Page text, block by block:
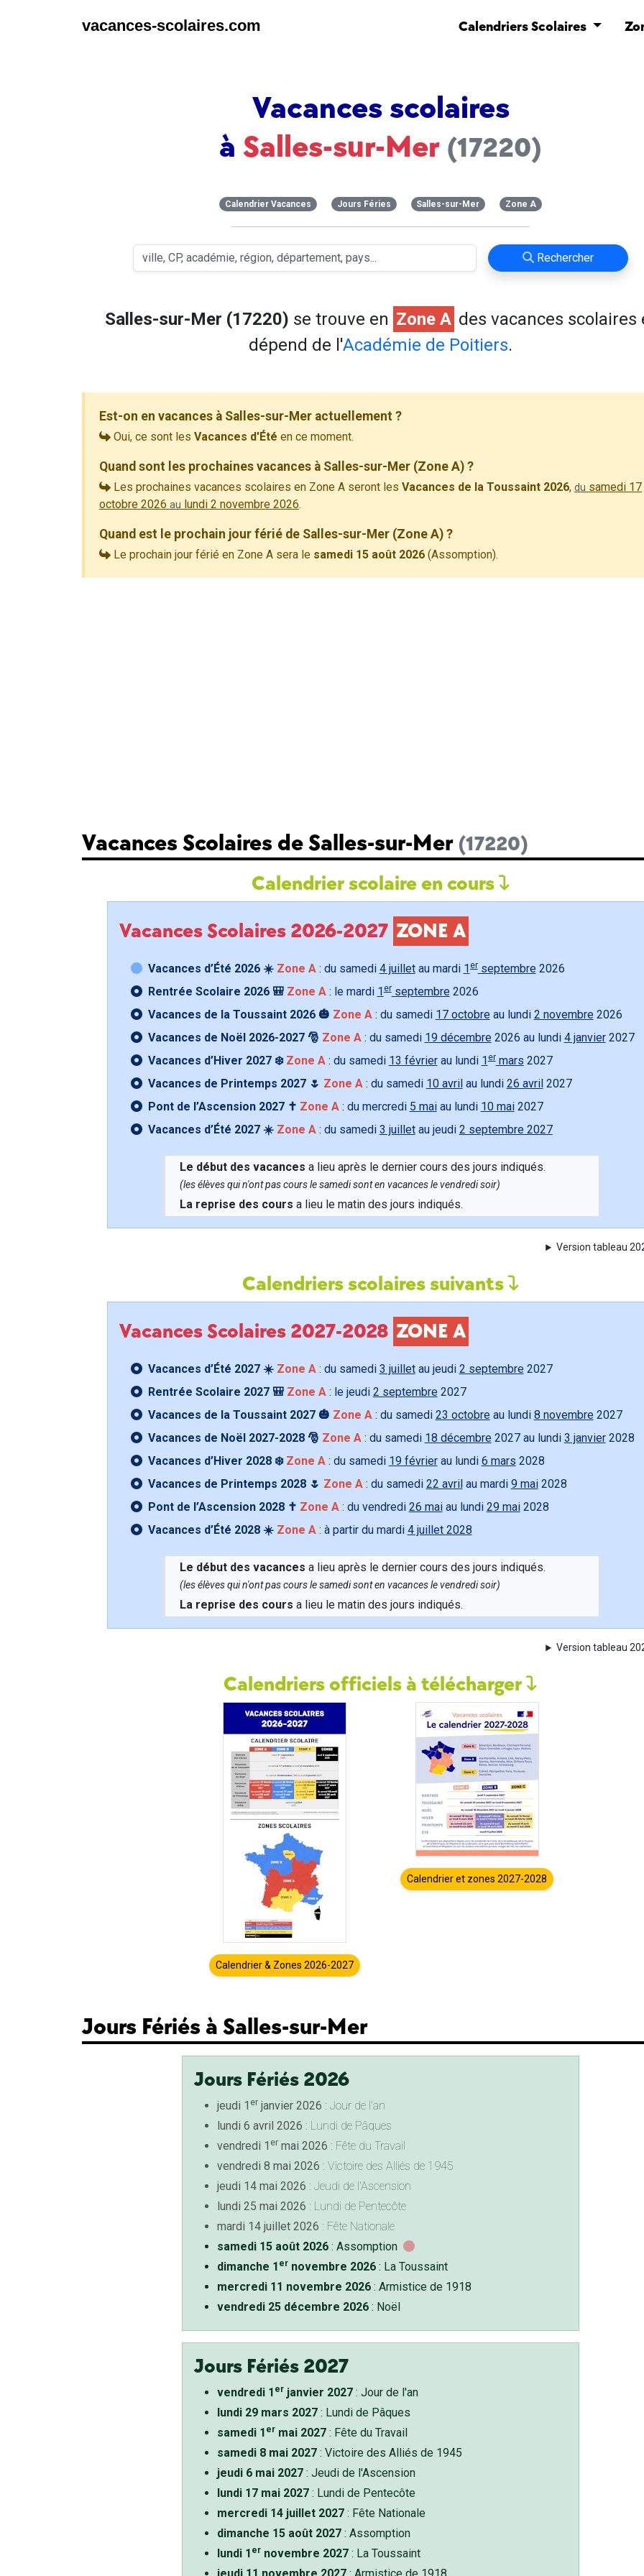
vacances-scolaires.com Calendriers Scolaires
Vacances scolaires
à Salles-sur-Mer (17220)
Calendrier Vacances Jours Féries Salles-sur-Mer Zone A
Rechercher
Salles-sur-Mer (17220) se trouve en Zone A des vacances scolaires
dépend de l'Académie de Poitiers.
Est-on en vacances à Salles-sur-Mer actuellement ?
Oui, ce sont les Vacances d'Été en ce moment.
Quand sont les prochaines vacances à Salles-sur-Mer (Zone A) ?
Les prochaines vacances scolaires en Zone A seront les Vacances de la Toussaint 2026, du samedi 17
octobre 2026 au lundi 2 novembre 2026.
Quand est le prochain jour férié de Salles-sur-Mer (Zone A) ?
Le prochain jour férié en Zone A sera le samedi 15 août 2026 (Assomption).
Vacances Scolaires de Salles-sur-Mer (17220)
Calendrier scolaire en cours
Vacances Scolaires 2026-2027 ZONE A
Vacances d’Été 2026 ☀️ Zone A: du samedi 4 juilletau mardi 1 erseptembre 2026
Rentrée Scolaire 2026 🎒 Zone A: le mardi 1erseptembre 2026
Vacances de la Toussaint 2026 🎃 Zone A: du samedi 17 octobre au lundi 2 novembre 2026
Vacances de Noël 2026-2027 🎅 Zone A: du samedi 19 décembre 2026 au lundi 4 janvier2027
Vacances d’Hiver 2027 ❄️ Zone A: du samedi 13 févrierau lundi 1ermars 2027
Vacances de Printemps 2027 🌷 Zone A: du samedi 10 avril au lundi 26 avril 2027
Pont de l’Ascension 2027 ✝️ Zone A: du mercredi 5 maiau lundi 10 mai2027
Vacances d’Été 2027 ☀️ Zone A: du samedi 3 juilletau jeudi 2 septembre 2027
Le début des vacances a lieu après le dernier cours des jours indiqués.
(les élèves qui n'ont pas cours le samedi sont en vacances le vendredi soir)
La reprise des cours a lieu le matin des jours indiqués.
Version tableau
Calendriers scolaires suivants
Vacances Scolaires 2027-2028 ZONE A
Vacances d’Été 2027 ☀️ Zone A: du samedi 3 juilletau jeudi 2 septembre 2027
Rentrée Scolaire 2027 🎒 Zone A: le jeudi 2 septembre 2027
Vacances de la Toussaint 2027 🎃 Zone A: du samedi 23 octobre au lundi 8 novembre 2027
Vacances de Noël 2027-2028 🎅 Zone A: du samedi 18 décembre 2027 au lundi 3 janvier2028
Vacances d’Hiver 2028 ❄️ Zone A: du samedi 19 févrierau lundi 6 mars 2028
Vacances de Printemps 2028 🌷 Zone A: du samedi 22 avril au mardi 9 mai2028
Pont de l’Ascension 2028 ✝️ Zone A: du vendredi 26 maiau lundi 29 mai2028
Vacances d’Été 2028 ☀️ Zone A: à partir du mardi 4 juillet 2028
Le début des vacances a lieu après le dernier cours des jours indiqués.
(les élèves qui n'ont pas cours le samedi sont en vacances le vendredi soir)
La reprise des cours a lieu le matin des jours indiqués.
Version tableau
Calendriers officiels à télécharger
Calendrier & Zones 2026-2027
Calendrier et zones 2027-2028
Jours Fériés à Salles-sur-Mer
Jours Fériés 2026
jeudi 1 erjanvier 2026 : Jour de l'an
lundi 6 avril 2026 : Lundi de Pâques
vendredi 1 ermai 2026 : Fête du Travail
vendredi 8 mai 2026 : Victoire des Alliés de 1945
jeudi 14 mai 2026 : Jeudi de l'Ascension
lundi 25 mai 2026 : Lundi de Pentecôte
mardi 14 juillet 2026 : Fête Nationale
samedi 15 août 2026: Assomption
dimanche 1 ernovembre 2026: La Toussaint
mercredi 11 novembre 2026: Armistice de 1918
vendredi 25 décembre 2026: Noël
Jours Fériés 2027
vendredi 1 erjanvier 2027: Jour de l'an
lundi 29 mars 2027: Lundi de Pâques
samedi 1 ermai 2027: Fête du Travail
samedi 8 mai 2027: Victoire des Alliés de 1945
jeudi 6 mai 2027: Jeudi de l'Ascension
lundi 17 mai 2027: Lundi de Pentecôte
mercredi 14 juillet 2027: Fête Nationale
dimanche 15 août 2027: Assomption
lundi 1 ernovembre 2027: La Toussaint
jeudi 11 novembre 2027: Armistice de 1918